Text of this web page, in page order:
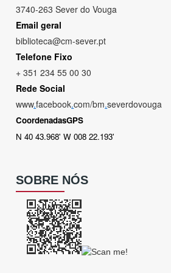
3740-263 Sever do Vouga
Email geral
biblioteca@cm-sever.pt
Telefone Fixo
+ 351 234 55 00 30
Rede Social
www.facebook.com/bm.severdovouga
CoordenadasGPS
N 40 43.968' W 008 22.193'
SOBRE NÓS